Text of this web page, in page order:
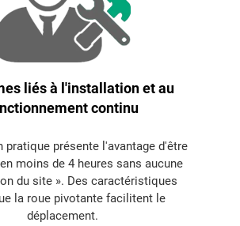
liés à l'installation et au
continu
pratique présente l'avantage d'être
moins de 4 heures sans aucune
du site ». Des caractéristiques
la roue pivotante facilitent le
déplacement.